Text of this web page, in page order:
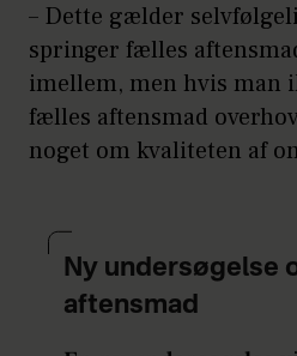
– Dette gælder
springer fælles
imellem, men hvis man
fælles aftensmad
noget om kvaliteten af
Ny undersøgelse
aftensmad